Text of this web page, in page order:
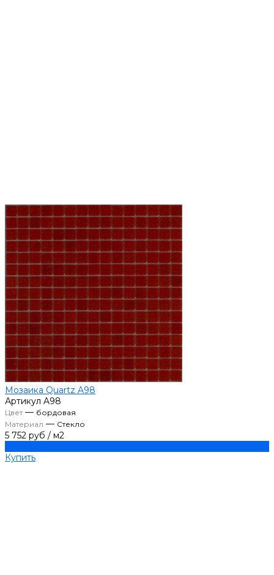
Мозаика Quartz A98
Артикул A98
Цвет— бордовая
Материал — Стекло
5 752 руб / м2
Купить